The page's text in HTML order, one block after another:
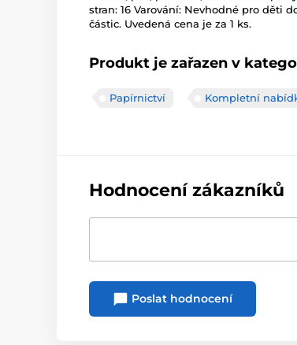
stran: 16 Varování: Nevhodné pro děti
částic. Uvedená cena je za 1 ks.
Produkt je zařazen v
Papírnictví Kompletní
Hodnocení zákazníků
Poslat hodnocení